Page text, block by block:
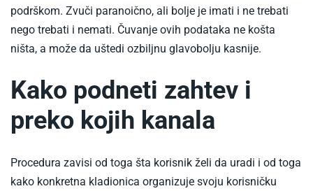
podrškom. Zvuči paranoično, ali bolje je imati i ne trebati
nego trebati i nemati. Čuvanje ovih podataka ne košta
ništa, a može da uštedi ozbiljnu glavobolju kasnije.
Kako podneti zahtev i
preko kojih kanala
Procedura zavisi od toga šta korisnik želi da uradi i od toga
kako konkretna kladionica organizuje svoju korisničku